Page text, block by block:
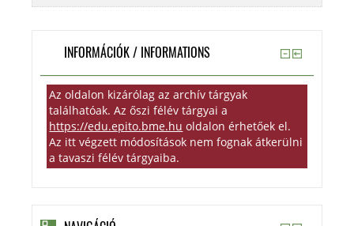
INFORMÁCIÓK / INFORMATIONS
Az oldalon kizárólag az archív tárgyak
találhatóak. Az őszi félév tárgyai a
https://edu.epito.bme.hu oldalon érhetőek el.
Az itt végzett módosítások nem fognak átkerülni
a tavaszi félév tárgyaiba.